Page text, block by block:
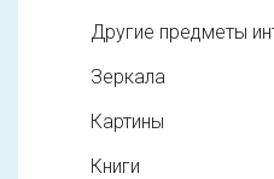
Другие предметы
Зеркала
Картины
Книги